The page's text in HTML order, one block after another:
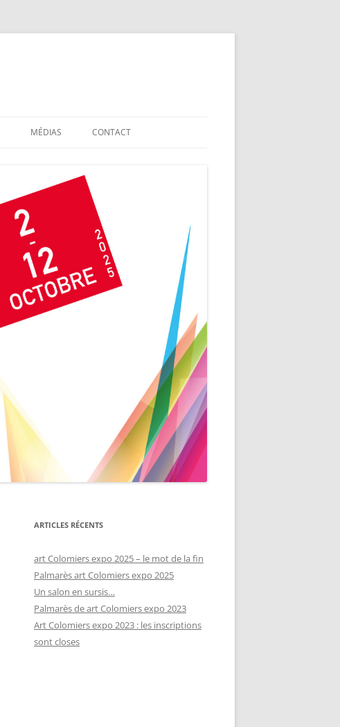
MÉDIAS
LES PHOTOS
LES CATALOGUES ET ALBUMS DES
PRÉCÉDENTES ÉDITIONS
CONTACT
ARTICLES RÉCENTS
art Colomiers expo 2025 – le mot de la fin
Palmarès art Colomiers expo 2025
Un salon en sursis…
Palmarès de art Colomiers expo 2023
Art Colomiers expo 2023 : les inscriptions
sont closes